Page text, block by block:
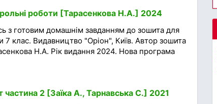
роботи [Тарасенкова Н.А.] 2024
з готовим домашнім завданням до зошита для
7 клас. Видавництво "Оріон", Київ. Автор зошита
Н.А. Рік видання 2024. Нова програма
2 [Заїка А., Тарнавська С.] 2021